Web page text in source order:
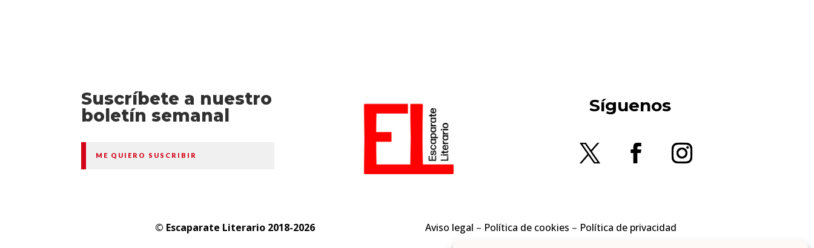
Suscríbete a nuestro
boletín semanal
ME QUIERO SUSCRIBIR
Síguenos
© Escaparate Literario 2018-2026 Aviso legal – Política de cookies – Política de privacidad